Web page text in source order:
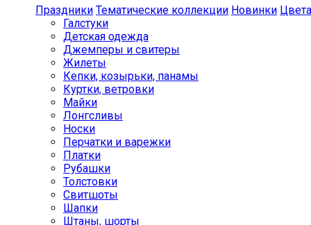
Праздники Тематические коллекции Новинки Цвета
Галстуки
Детская одежда
Джемперы и свитеры
Жилеты
Кепки, козырьки, панамы
Куртки, ветровки
Майки
Лонгсливы
Носки
Перчатки и варежки
Платки
Рубашки
Толстовки
Свитшоты
Шапки
Штаны, шорты